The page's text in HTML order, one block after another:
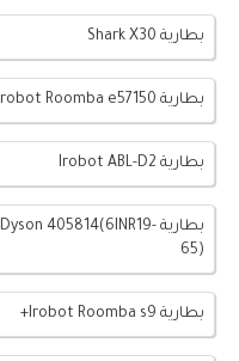
بطارية Shark X30
بطارية Irobot Roomba e57150
بطارية Irobot ABL-D2
بطارية Dyson 405814(6INR19-
65)
بطارية Irobot Roomba s9+